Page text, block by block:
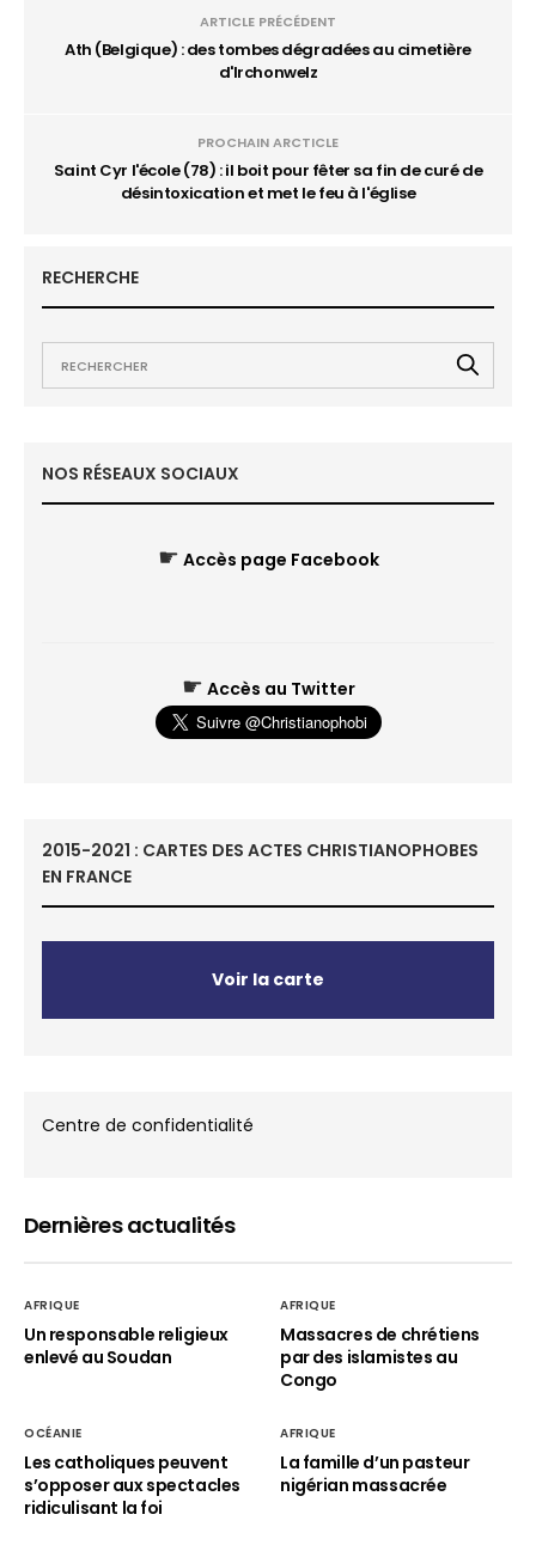
ARTICLE PRÉCÉDENT
Ath (Belgique) : des tombes dégradées au cimetière
d'Irchonwelz
PROCHAIN ARCTICLE
Saint Cyr l'école (78) : il boit pour fêter sa fin de curé de
désintoxication et met le feu à l'église
RECHERCHE
NOS RÉSEAUX SOCIAUX
☛ Accès page Facebook
☛ Accès au Twitter
2015-2021 : CARTES DES ACTES CHRISTIANOPHOBES
EN FRANCE
Voir la carte
Centre de confidentialité
Dernières actualités
AFRIQUE
Un responsable religieux
enlevé au Soudan
AFRIQUE
Massacres de chrétiens
par des islamistes au
Congo
OCÉANIE
Les catholiques peuvent
s’opposer aux spectacles
ridiculisant la foi
AFRIQUE
La famille d’un pasteur
nigérian massacrée